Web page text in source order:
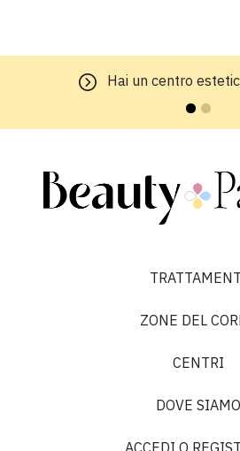
Hai un centro
ZONE DEL
CENTRI
DOVE SIAMO
ACCEDI O